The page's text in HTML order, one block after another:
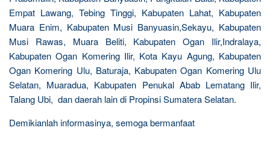
Empat Lawang, Tebing Tinggi, Kabupaten Lahat, Kabupaten
Muara Enim, Kabupaten Musi Banyuasin,Sekayu, Kabupaten
Musi Rawas, Muara Beliti, Kabupaten Ogan Ilir,Indralaya,
Kabupaten Ogan Komering Ilir, Kota Kayu Agung, Kabupaten
Ogan Komering Ulu, Baturaja, Kabupaten Ogan Komering Ulu
Selatan, Muaradua, Kabupaten Penukal Abab Lematang Ilir,
Talang Ubi, dan daerah lain di Propinsi Sumatera Selatan.
Demikianlah informasinya, semoga bermanfaat